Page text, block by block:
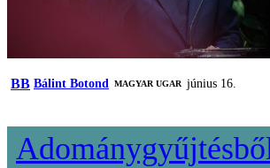
BB Bálint Botond MAGYAR UGAR június 16.